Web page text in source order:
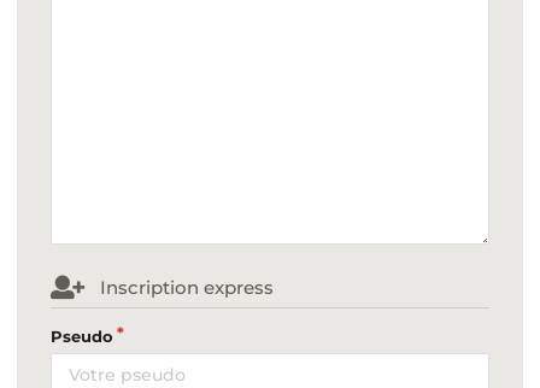
Inscription express
Pseudo